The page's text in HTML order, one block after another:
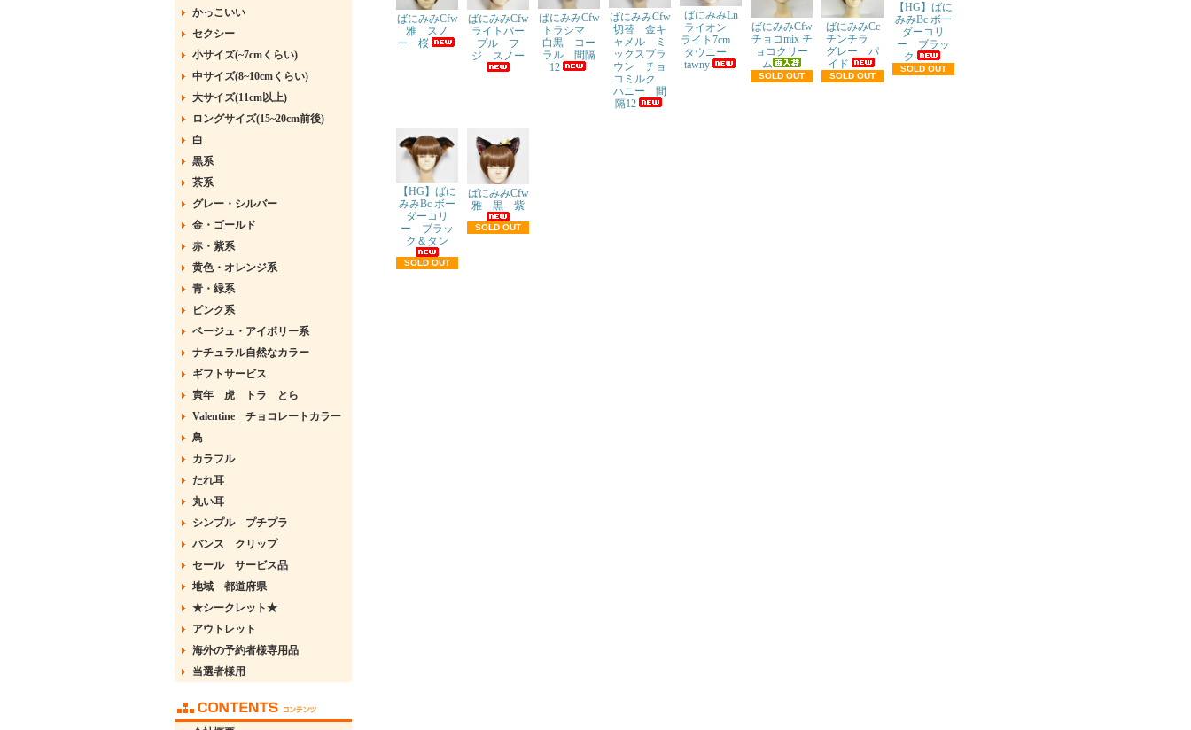
かっこいい
セクシー
小サイズ(~7cmくらい)
中サイズ(8~10cmくらい)
大サイズ(11cm以上)
ロングサイズ(15~20cm前後)
白
黒系
茶系
グレー・シルバー
金・ゴールド
赤・紫系
黄色・オレンジ系
青・緑系
ピンク系
ベージュ・アイボリー系
ナチュラル自然なカラー
ギフトサービス
寅年 虎 トラ とら
Valentine チョコレートカラー
鳥
カラフル
たれ耳
丸い耳
シンプル プチプラ
バンス クリップ
セール サービス品
地域 都道府県
★シークレット★
アウトレット
海外の予約者様専用品
当選者様用
ばにみみCfw
雅 スノ
ー 桜
ばにみみCfw
ライトパー
プル フ
ジ スノー
ばにみみCfw
トラシマ
白黒 コー
ラル 間隔
12
ばにみみCfw
切替 金キ
ャメル ミ
ックスブラ
ウン チョ
コミルク
ハニー 間
隔12
ばにみみLn
ライオン
ライト7cm
タウニー
tawny
ばにみみCfw
チョコmix チ
ョコクリー
ム
SOLD OUT
ばにみみCc
チンチラ
グレー パ
イド
SOLD OUT
【HG】ばに
みみBc ボー
ダーコリ
ー ブラッ
ク
SOLD OUT
【HG】ばに
みみBc ボー
ダーコリ
ー ブラッ
ク＆タン
SOLD OUT
ばにみみCfw
雅 黒 紫
SOLD OUT